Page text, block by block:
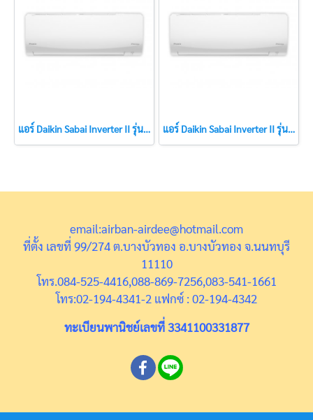
แอร์ Daikin Sabai Inverter II รุ่น FTKQ09XV2S ขนาด 9,200 BTU แอร์ใหม่ปี 2023 แอร์ Daikin Sabai Inverter II รุ่น FTKQ12XV2S ขนาด 12,300 BTU แอร์ใหม่ปี 2023
email:airban-airdee@hotmail.com
ที่ตั้ง เลขที่ 99/274 ต.บางบัวทอง อ.บางบัวทอง จ.นนทบุรี
11110
โทร.084-525-4416,088-869-7256,083-541-1661
โทร:02-194-4341-2 แฟกซ์ : 02-194-4342
ทะเบียนพานิชย์เลขที่ 3341100331877